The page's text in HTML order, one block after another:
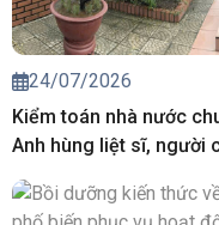
24/07/2026
Kiểm toán nhà nước
Anh hùng liệt sĩ, người